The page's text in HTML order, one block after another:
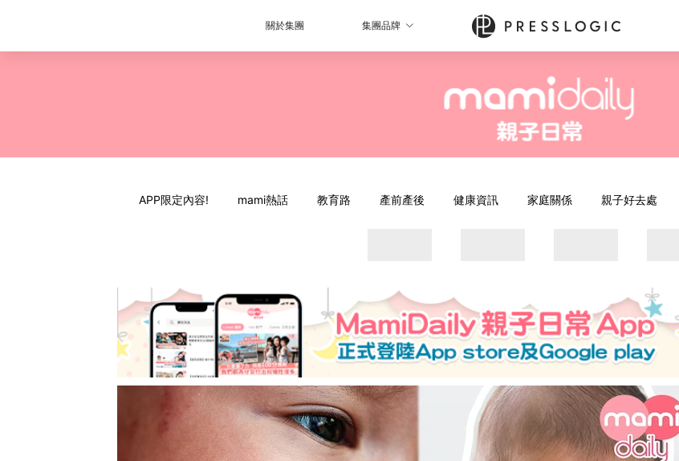
關於集團 集團品牌
APP限定內容! mami熱話 教育路 產前產後 健康資訊 家庭關係 親子好去處